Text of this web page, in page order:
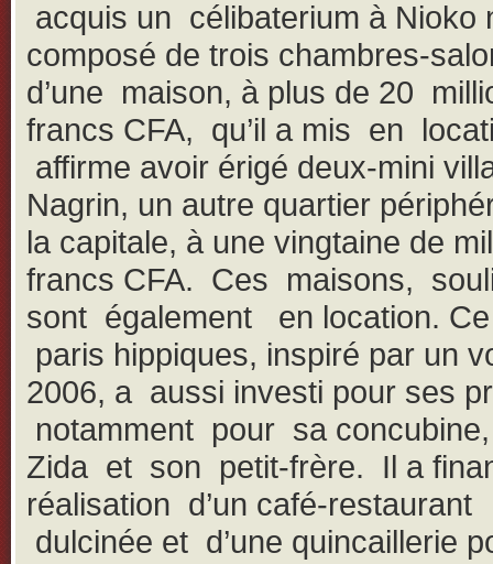
acquis un célibaterium à Nioko
composé de trois chambres-
d’une maison, à plus de 20
francs CFA, qu’il a mis en
affirme avoir érigé deux-mini
Nagrin, un autre quartier
la capitale, à une vingtaine de
francs CFA. Ces maisons,
sont également en location.
paris hippiques, inspiré par un
2006, a aussi investi pour ses
notamment pour sa
Zida et son petit-frère. Il a
réalisation d’un café-
dulcinée et d’une quincaillerie